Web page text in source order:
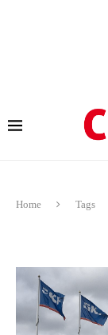
Home Tags